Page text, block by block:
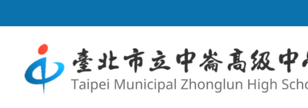
至